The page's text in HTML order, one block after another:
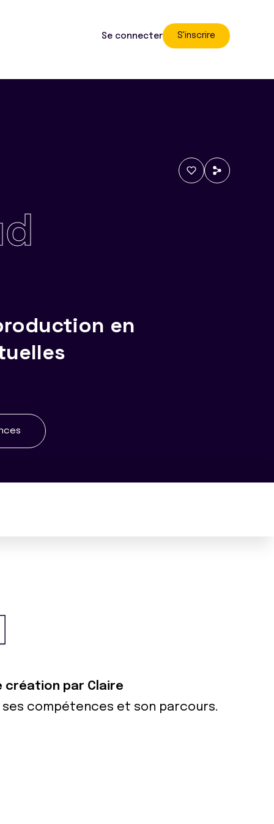
Se connecter S'inscrire
en
création par Claire
ses compétences et son parcours.